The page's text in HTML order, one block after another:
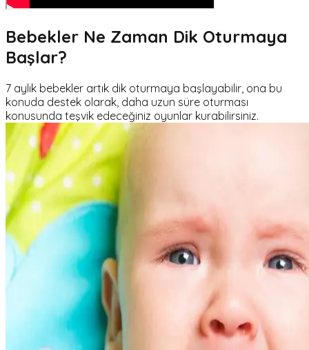
Bebekler Ne Zaman Dik Oturmaya
Başlar?
7 aylık bebekler artık dik oturmaya başlayabilir, ona bu
konuda destek olarak, daha uzun süre oturması
konusunda teşvik edeceğiniz oyunlar kurabilirsiniz.